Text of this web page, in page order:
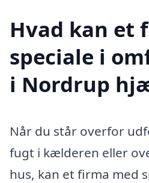
Hvad kan et
speciale i
i Nordrup
Når du står overfor
fugt i kælderen eller
hus, kan et firma med